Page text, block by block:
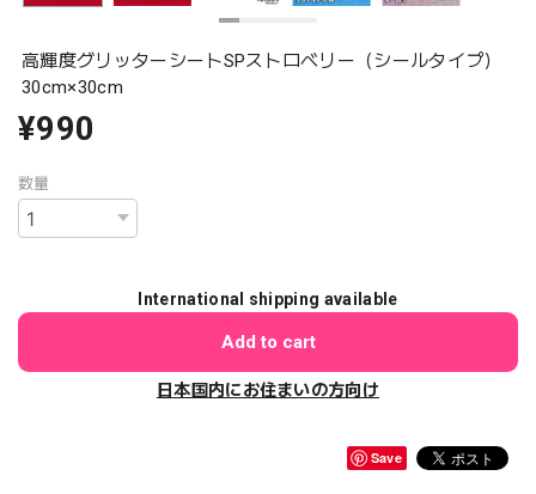
高輝度グリッターシートSPストロベリー（シールタイプ）
30cm×30cm
¥990
数量
International shipping available
Add to cart
日本国内にお住まいの方向け
Save